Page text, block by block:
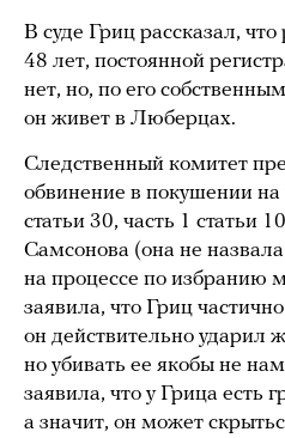
В суде Гриц рассказал,
48 лет, постоянной
нет, но, по его
он живет в Люберцах.
Следственный комитет
обвинение в покушении на
статьи 30, часть 1 статьи
Самсонова (она не
на процессе по избранию
заявила, что Гриц
он действительно ударил
но убивать ее якобы не
заявила, что у Грица есть
а значит, он может